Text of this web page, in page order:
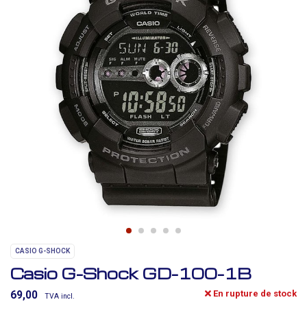
CASIO G-SHOCK
Casio G-Shock GD-100-1B
69,00 TVA incl. En rupture de stock